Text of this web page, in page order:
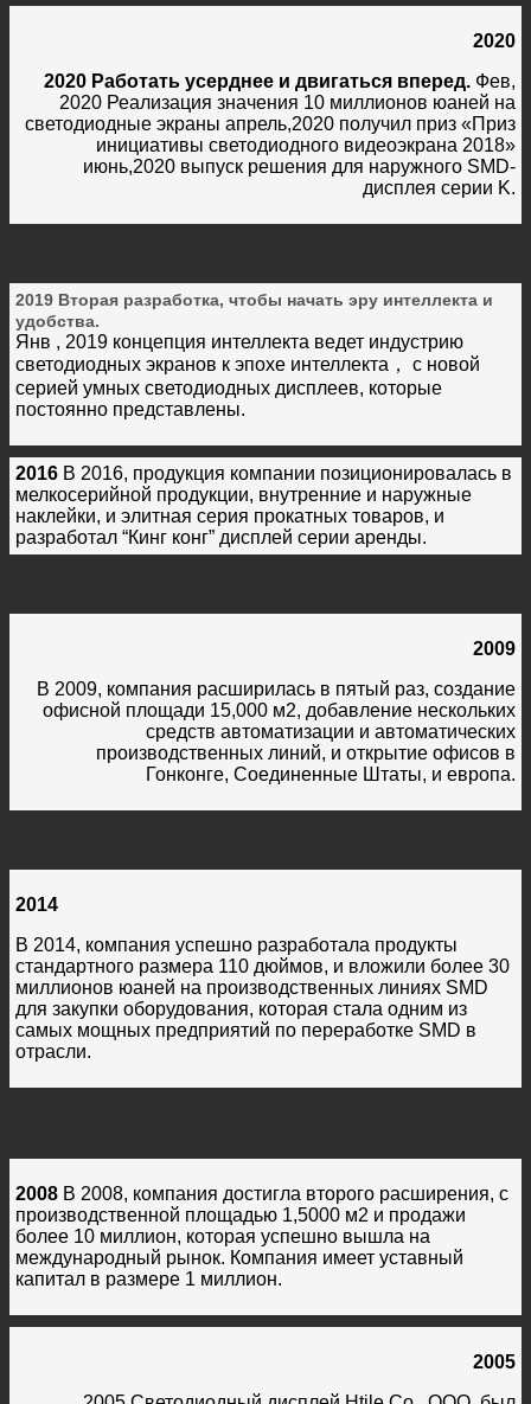
2020
2020 Работать усерднее и двигаться вперед. Фев,
2020 Реализация значения 10 миллионов юаней на
светодиодные экраны апрель,2020 получил приз «Приз
инициативы светодиодного видеоэкрана 2018»
июнь,2020 выпуск решения для наружного SMD-
дисплея серии K.
2019 Вторая разработка, чтобы начать эру интеллекта и
удобства.
Янв , 2019 концепция интеллекта ведет индустрию
светодиодных экранов к эпохе интеллекта， с новой
серией умных светодиодных дисплеев, которые
постоянно представлены.
2016 В 2016, продукция компании позиционировалась в
мелкосерийной продукции, внутренние и наружные
наклейки, и элитная серия прокатных товаров, и
разработал “Кинг конг” дисплей серии аренды.
2009
В 2009, компания расширилась в пятый раз, создание
офисной площади 15,000 м2, добавление нескольких
средств автоматизации и автоматических
производственных линий, и открытие офисов в
Гонконге, Соединенные Штаты, и европа.
2014
В 2014, компания успешно разработала продукты
стандартного размера 110 дюймов, и вложили более 30
миллионов юаней на производственных линиях SMD
для закупки оборудования, которая стала одним из
самых мощных предприятий по переработке SMD в
отрасли.
2008 В 2008, компания достигла второго расширения, с
производственной площадью 1,5000 м2 и продажи
более 10 миллион, которая успешно вышла на
международный рынок. Компания имеет уставный
капитал в размере 1 миллион.
2005